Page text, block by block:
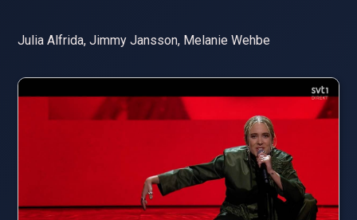
Julia Alfrida, Jimmy Jansson, Melanie Wehbe